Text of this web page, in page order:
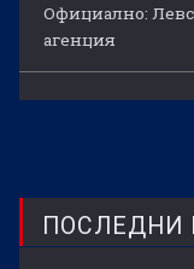
Официално:
агенция
ПОСЛЕДНИ